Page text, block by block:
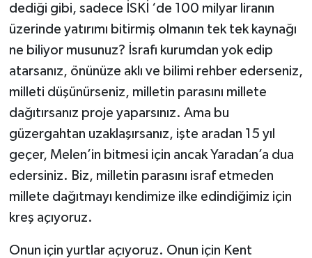
dediği gibi, sadece İSKİ ‘de 100 milyar liranın
üzerinde yatırımı bitirmiş olmanın tek tek kaynağı
ne biliyor musunuz? İsrafı kurumdan yok edip
atarsanız, önünüze aklı ve bilimi rehber ederseniz,
milleti düşünürseniz, milletin parasını millete
dağıtırsanız proje yaparsınız. Ama bu
güzergahtan uzaklaşırsanız, işte aradan 15 yıl
geçer, Melen’in bitmesi için ancak Yaradan’a dua
edersiniz. Biz, milletin parasını israf etmeden
millete dağıtmayı kendimize ilke edindiğimiz için
kreş açıyoruz.
Onun için yurtlar açıyoruz. Onun için Kent